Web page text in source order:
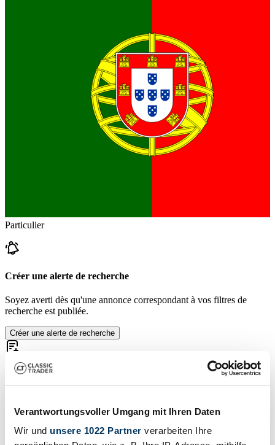
Verantwortungsvoller Umgang mit Ihren Daten
Wir und unsere 1022 Partner verarbeiten Ihre
Particulier
Créer une alerte de recherche
Soyez averti dès qu'une annonce correspondant à vos filtres de
recherche est publiée.
Créer une alerte de recherche
Créer l'annonce
une annonce maintenant.
Créer l'annonce